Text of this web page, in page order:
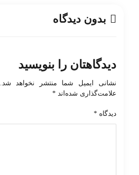
بدون دیدگاه
دیدگاهتان را بنویسید
نشانی ایمیل شما منتشر نخواهد شد.
علامت‌گذاری شده‌اند*
دیدگاه*